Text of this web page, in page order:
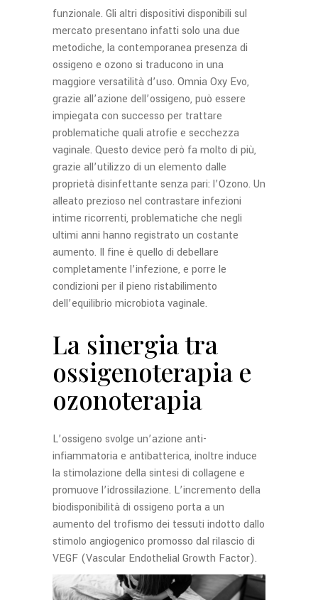
funzionale. Gli altri dispositivi disponibili sul
mercato presentano infatti solo una due
metodiche, la contemporanea presenza di
ossigeno e ozono si traducono in una
maggiore versatilità d’uso. Omnia Oxy Evo,
grazie all’azione dell’ossigeno, può essere
impiegata con successo per trattare
problematiche quali atrofie e secchezza
vaginale. Questo device però fa molto di più,
grazie all’utilizzo di un elemento dalle
proprietà disinfettante senza pari: l’Ozono. Un
alleato prezioso nel contrastare infezioni
intime ricorrenti, problematiche che negli
ultimi anni hanno registrato un costante
aumento. Il fine è quello di debellare
completamente l’infezione, e porre le
condizioni per il pieno ristabilimento
dell’equilibrio microbiota vaginale.
La sinergia tra
ossigenoterapia e
ozonoterapia
L’ossigeno svolge un’azione anti-
infiammatoria e antibatterica, inoltre induce
la stimolazione della sintesi di collagene e
promuove l’idrossilazione. L’incremento della
biodisponibilità di ossigeno porta a un
aumento del trofismo dei tessuti indotto dallo
stimolo angiogenico promosso dal rilascio di
VEGF (Vascular Endothelial Growth Factor).